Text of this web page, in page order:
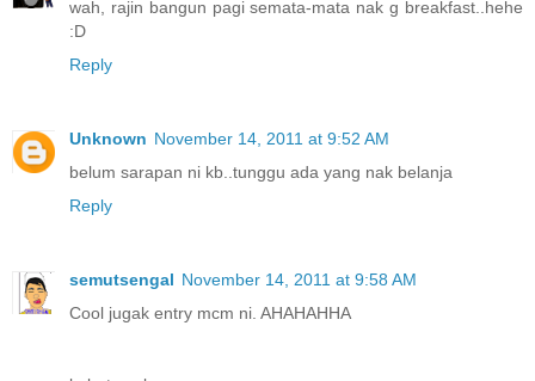
wah, rajin bangun pagi semata-mata nak g breakfast..hehe
:D
Reply
Unknown November 14, 2011 at 9:52 AM
belum sarapan ni kb..tunggu ada yang nak belanja
Reply
semutsengal November 14, 2011 at 9:58 AM
Cool jugak entry mcm ni. AHAHAHHA